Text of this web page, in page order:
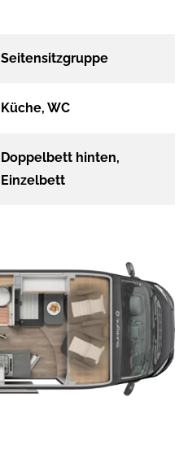
Seitensitzgruppe
Küche, WC
Doppelbett hinten,
Einzelbett